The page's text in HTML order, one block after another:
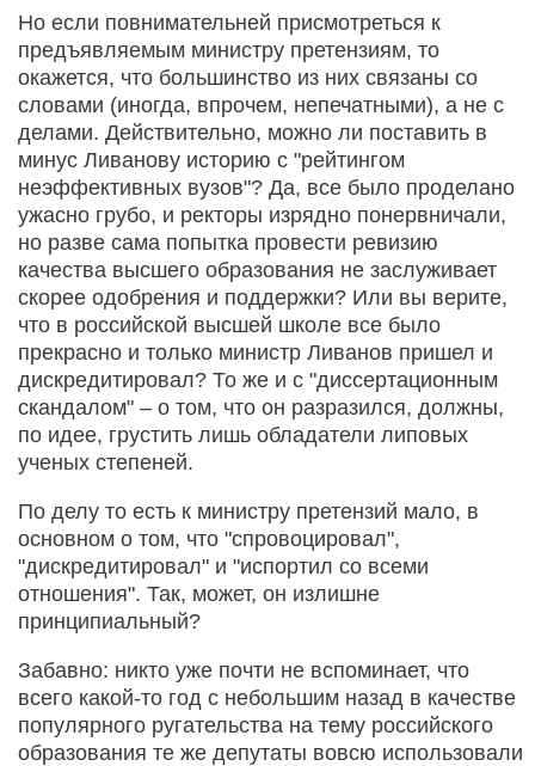
Но если повнимательней присмотреться к
предъявляемым министру претензиям, то
окажется, что большинство из них связаны со
словами (иногда, впрочем, непечатными), а не с
делами. Действительно, можно ли поставить в
минус Ливанову историю с "рейтингом
неэффективных вузов"? Да, все было проделано
ужасно грубо, и ректоры изрядно понервничали,
но разве сама попытка провести ревизию
качества высшего образования не заслуживает
скорее одобрения и поддержки? Или вы верите,
что в российской высшей школе все было
прекрасно и только министр Ливанов пришел и
дискредитировал? То же и с "диссертационным
скандалом" – о том, что он разразился, должны,
по идее, грустить лишь обладатели липовых
ученых степеней.
По делу то есть к министру претензий мало, в
основном о том, что "спровоцировал",
"дискредитировал" и "испортил со всеми
отношения". Так, может, он излишне
принципиальный?
Забавно: никто уже почти не вспоминает, что
всего какой-то год с небольшим назад в качестве
популярного ругательства на тему российского
образования те же депутаты вовсю использовали